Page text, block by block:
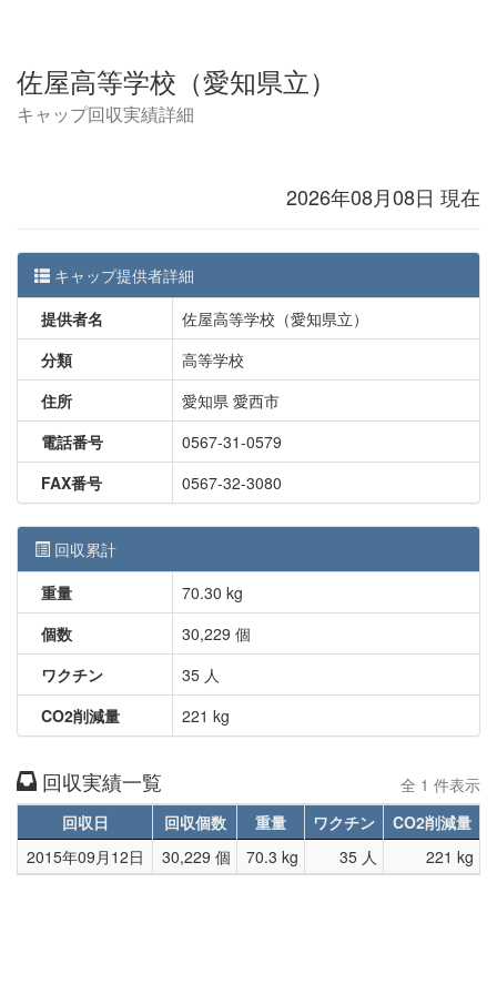
佐屋高等学校（愛知県立）
キャップ回収実績詳細
2026年08月08日 現在
キャップ提供者詳細
提供者名
佐屋高等学校（愛知県立）
分類
高等学校
住所
愛知県 愛西市
電話番号
0567-31-0579
FAX番号
0567-32-3080
回収累計
重量
70.30 kg
個数
30,229 個
ワクチン
35 人
CO2削減量
221 kg
回収実績一覧 全 1 件表示
回収日 回収個数 重量 ワクチン
CO2削減量
2015年09月12日
30,229 個 70.3 kg 35 人 221 kg